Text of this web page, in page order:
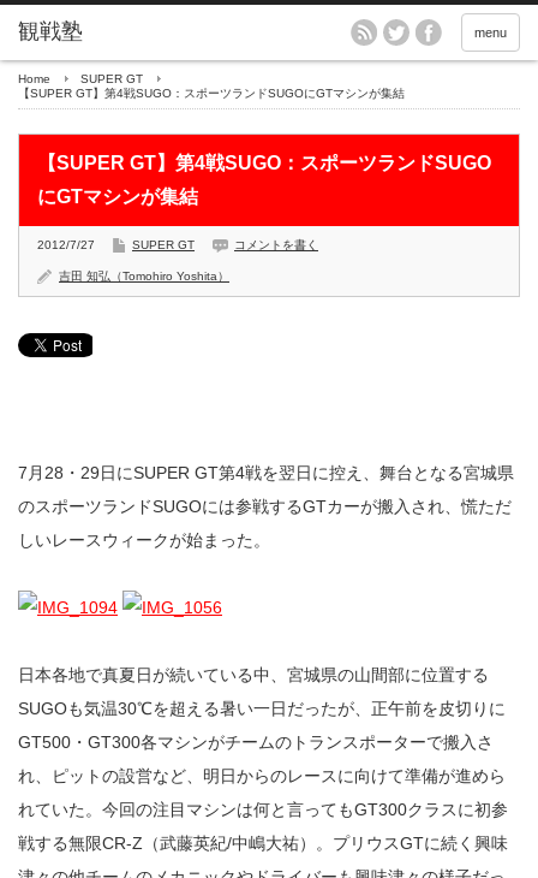
menu
Home
SUPER GT
【SUPER GT】第4戦SUGO：スポーツランドSUGOにGTマシンが集結
【SUPER GT】第4戦SUGO：スポーツランドSUGO
にGTマシンが集結
2012/7/27 SUPER GT コメントを書く
吉田 知弘（Tomohiro Yoshita）
7月28・29日にSUPER GT第4戦を翌日に控え、舞台となる宮城県
のスポーツランドSUGOには参戦するGTカーが搬入され、慌ただ
しいレースウィークが始まった。
日本各地で真夏日が続いている中、宮城県の山間部に位置する
SUGOも気温30℃を超える暑い一日だったが、正午前を皮切りに
GT500・GT300各マシンがチームのトランスポーターで搬入さ
れ、ピットの設営など、明日からのレースに向けて準備が進めら
れていた。今回の注目マシンは何と言ってもGT300クラスに初参
戦する無限CR-Z（武藤英紀/中嶋大祐）。プリウスGTに続く興味